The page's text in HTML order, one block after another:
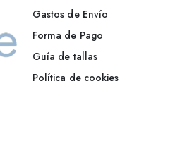
Gastos de Envío
Forma de Pago
Guía de tallas
Política de cookies